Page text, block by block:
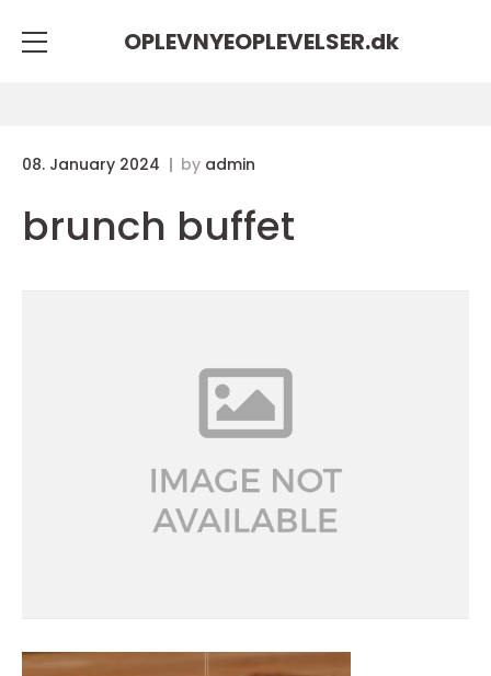
OPLEVNYEOPLEVELSER.dk
08. January 2024 by admin
brunch buffet